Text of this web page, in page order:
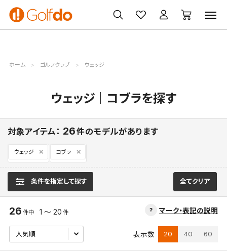
ゴルフ
クラブ
ゴルフ用品
買取
無料査定
クーポン
一覧
ホーム ゴルフクラブ ウェッジ
ウェッジ｜コブラを探す
対象アイテム： 26件のモデルがあります
ウェッジ コブラ
条件を指定して探す 全てクリア
マーク・表記の説明
26 件中 1 ～ 20 件
表示数 20 40 60